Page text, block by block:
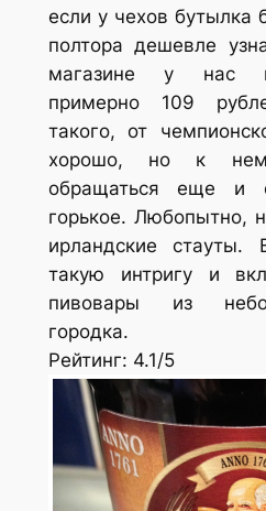
если у чехов бутылка
полтора дешевле
магазине у нас
примерно 109
такого, от
хорошо, но к
обращаться еще и
горькое. Любопытно,
ирландские стауты.
такую интригу и
пивовары из
городка.
Рейтинг: 4.1/5